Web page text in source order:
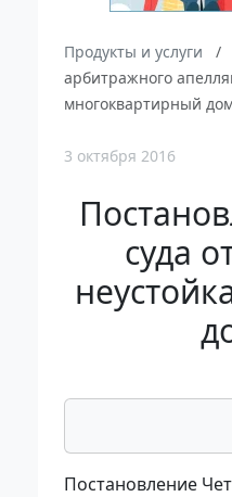
Продукты и услуги
арбитражного
многоквартирный
3 октября 2016
суда
Постановление